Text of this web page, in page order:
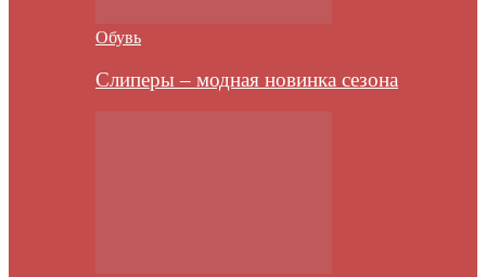
Обувь
Слиперы – модная новинка сезона